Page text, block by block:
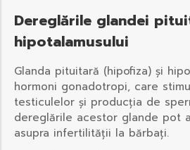
Dereglările glandei
hipotalamusului
Glanda pituitară (hipofiza) și
hormoni gonadotropi, care
testiculelor și producția de
dereglările acestor glande pot
asupra infertilității la bărbați.